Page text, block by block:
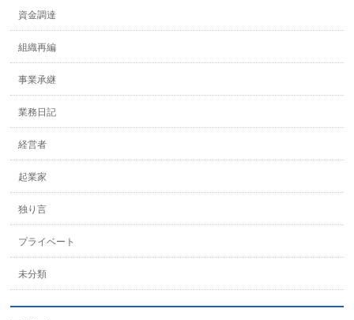
資金調達
組織再編
事業承継
業務日記
経営者
起業家
独り言
プライベート
未分類